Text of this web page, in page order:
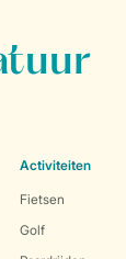
Activiteiten
Fietsen
Golf